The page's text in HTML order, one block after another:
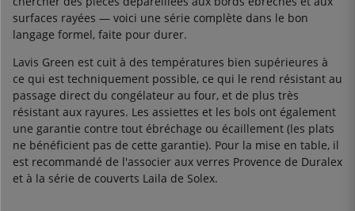
surfaces rayées — voici une série complète dans le bon
langage formel, faite pour durer.
Lavis Green est cuit à des températures bien supérieures à
ce qui est techniquement possible, ce qui le rend résistant au
passage direct du congélateur au four, et de plus très
résistant aux rayures. Les assiettes et les bols ont également
une garantie contre tout ébréchage ou écaillement (les plats
ne bénéficient pas de cette garantie). Pour la mise en table, il
est recommandé de l'associer aux verres Provence de Duralex
et à la série de couverts Laila de Solex.